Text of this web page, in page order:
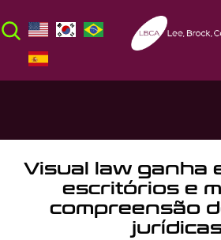
Visual law ganha
escritórios e
compreensão